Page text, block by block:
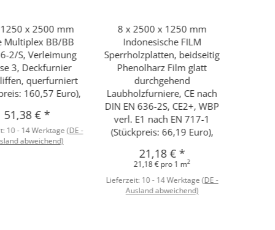
x 2500 mm
Multiplex BB/BB
2/S, Verleimung
3, Deckfurnier
querfurniert
160,57 Euro),
51,38 € *
10 - 14 Werktage (DE -
abweichend)
8 x 2500 x 1250 mm
Indonesische FILM
Sperrholzplatten, beidseitig
Phenolharz Film glatt
durchgehend
Laubholzfurniere, CE nach
DIN EN 636-2S, CE2+, WBP
verl. E1 nach EN 717-1
(Stückpreis: 66,19 Euro),
21,18 € *
21,18 € pro 1 m2
Lieferzeit: 10 - 14 Werktage (DE -
Ausland abweichend)